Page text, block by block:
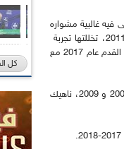
وقضى فيه غالبية مشواره
الكروي كلاعب، حيث خاض متوسط الميدان السابق، مسيرته الاحترافية بقميص "الاتحاد" بين 1999 و 2011، تخللتها تجربة
احترافية في نادي آرو السويسري (2006-2007) وكذا موسم واحد شبيبة القبائل (2008-2009). ليعتزل كرة القدم عام 2017 مع
وعلى صعيد المنتخب الجزائري، خاض حسين أشيو 26 مقابلة دولية مع "الخضر" في الفترة الممتدة بين 2003 و 2009، ناهيك
كل